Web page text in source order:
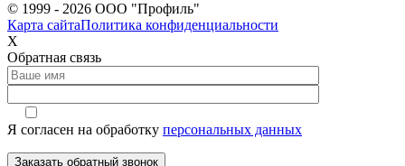
© 1999 - 2026 ООО "Профиль"
Карта сайтаПолитика конфиденциальности
Х
Обратная связь
Я согласен на обработку персональных данных